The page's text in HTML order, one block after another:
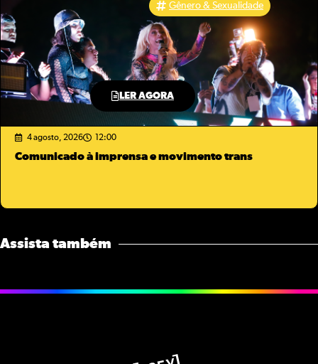
LER AGORA
Gênero & Sexualidade
4 agosto, 2026 12:00
Comunicado à imprensa e movimento trans
Assista também